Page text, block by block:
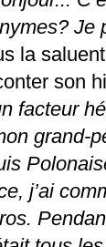
Je
la
son
facteur
grand-
j’ai